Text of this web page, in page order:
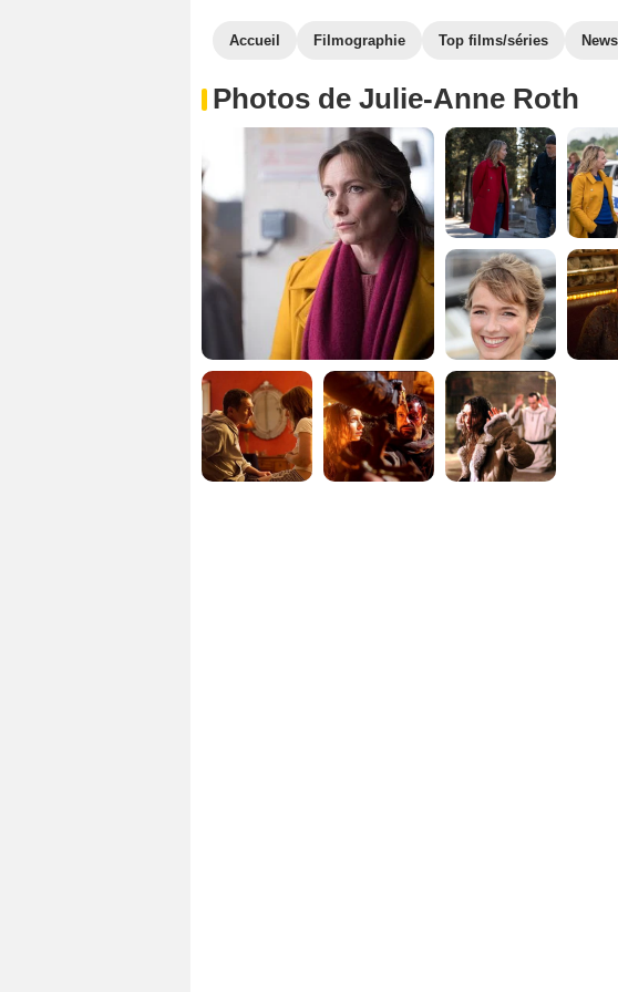
Accueil Filmographie Top films/séries News
Photos de Julie-Anne Roth